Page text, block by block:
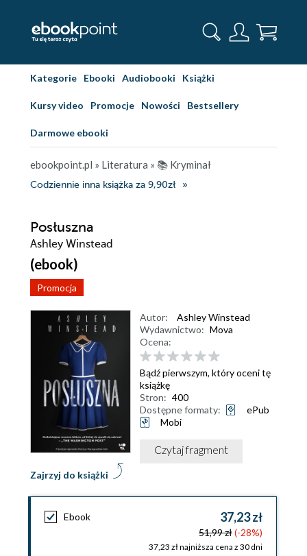
Kategorie Ebooki Audiobooki Książki
Kursy video Promocje Nowości Bestsellery
Darmowe ebooki
ebookpoint.pl » Literatura » 📚 Kryminał
Codziennie inna książka za 9,90zł
Posłuszna
Ashley Winstead
(ebook)
Promocja
Zajrzyj do książki
Autor:
Ashley Winstead
Wydawnictwo: Mova
Ocena:
Bądź pierwszym, który oceni tę
książkę
Stron: 400
Dostępne formaty:
ePub
Mobi
Czytaj fragment
Ebook 37,23 zł
51,99 zł(-28%)
37,23 zł najniższa cena z 30 dni